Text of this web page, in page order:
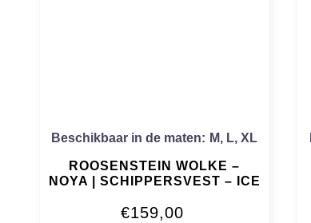
Beschikbaar in de maten: M, L,XL
ROOSENSTEIN WOLKE –
NOYA | SCHIPPERSVEST – ICE
€159,00